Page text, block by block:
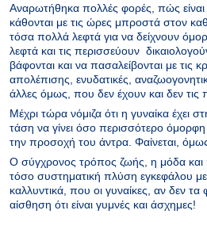
Αναρωτήθηκα πολλές φορές, πώς είναι
κάθονται με τις ώρες μπροστά στον
τόσα πολλά λεφτά για να δείχνουν
λεφτά και τις περισσεύουν
βάφονται και να πασαλείβονται με τις
απολέπισης, ενυδατικές,
άλλες όμως, που δεν έχουν και δεν τις
Μέχρι τώρα νόμιζα ότι η γυναίκα έχει
τάση να γίνει όσο περισσότερο
την προσοχή του άντρα. Φαίνεται, όμως,
Ο σύγχρονος τρόπος ζωής, η μόδα και
τόσο συστηματική πλύση εγκεφάλου
καλλυντικά, που οι γυναίκες, αν δεν
αίσθηση ότι είναι γυμνές και άσχημες!